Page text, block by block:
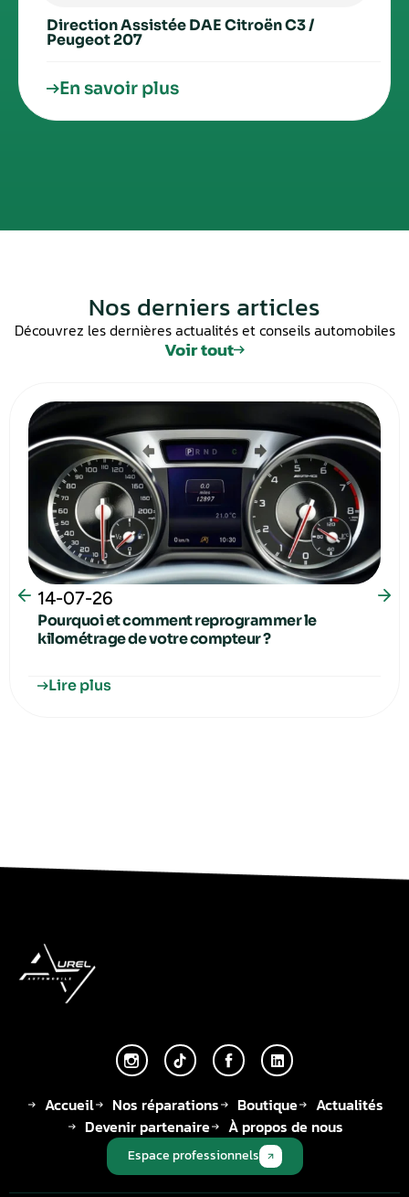
Direction Assistée DAE Citroën C3 /
Peugeot 207
En savoir plus
Nos derniers articles
Découvrez les dernières actualités et conseils automobiles
Voir tout
14-07-26
Pourquoi et comment reprogrammer le
kilométrage de votre compteur ?
Lire plus
Accueil Nos réparations Boutique
Actualités
Devenir partenaire
À propos de nous
Espace professionnels